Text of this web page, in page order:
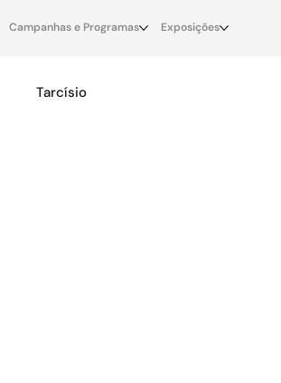
Campanhas e Programas Exposições
Tarcísio